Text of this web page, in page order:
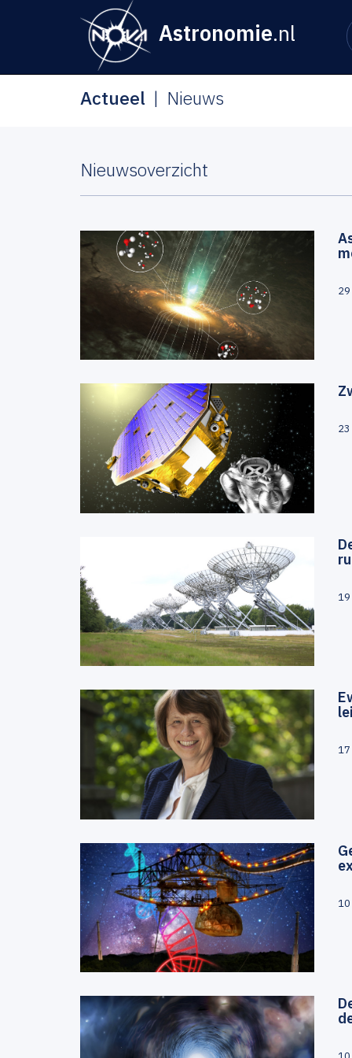
Astronomie.nl
Actueel Nieuws
Nieuwsoverzicht